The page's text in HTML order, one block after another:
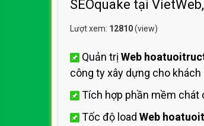
SEOquake tại
Lượt xem: 12810(view)
Quản trị Web
công ty xây dựng cho khách
Tích hợp phần mềm chát
Tốc độ load Web